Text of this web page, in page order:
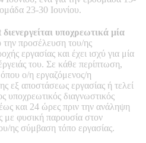
23-30 Ιουνίου.
υποχρεωτικά μία
την προσέλευση του/ης
εργασίας και έχει ισχύ για μία
του. Σε κάθε περίπτωση,
ο/η εργαζόμενος/η
εξ αποστάσεως εργασίας ή τελεί
υποχρεωτικός διαγνωστικός
και 24 ώρες πριν την ανάληψη
με φυσική παρουσία στον
ης σύμβαση τόπο εργασίας.